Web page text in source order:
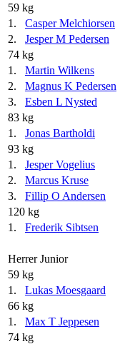
59 kg
1.
Casper Melchiorsen
2.
Jesper M Pedersen
74 kg
1.
Martin Wilkens
2.
Magnus K Pedersen
3.
Esben L Nysted
83 kg
1.
Jonas Bartholdi
93 kg
1.
Jesper Vogelius
2.
Marcus Kruse
3.
Fillip O Andersen
120 kg
1.
Frederik Sibtsen
Herrer Junior
59 kg
1.
Lukas Moesgaard
66 kg
1.
Max T Jeppesen
74 kg